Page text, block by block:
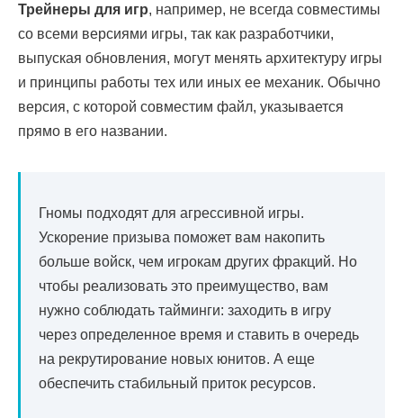
Трейнеры для игр, например, не всегда совместимы
со всеми версиями игры, так как разработчики,
выпуская обновления, могут менять архитектуру игры
и принципы работы тех или иных ее механик. Обычно
версия, с которой совместим файл, указывается
прямо в его названии.
Гномы подходят для агрессивной игры.
Ускорение призыва поможет вам накопить
больше войск, чем игрокам других фракций. Но
чтобы реализовать это преимущество, вам
нужно соблюдать тайминги: заходить в игру
через определенное время и ставить в очередь
на рекрутирование новых юнитов. А еще
обеспечить стабильный приток ресурсов.